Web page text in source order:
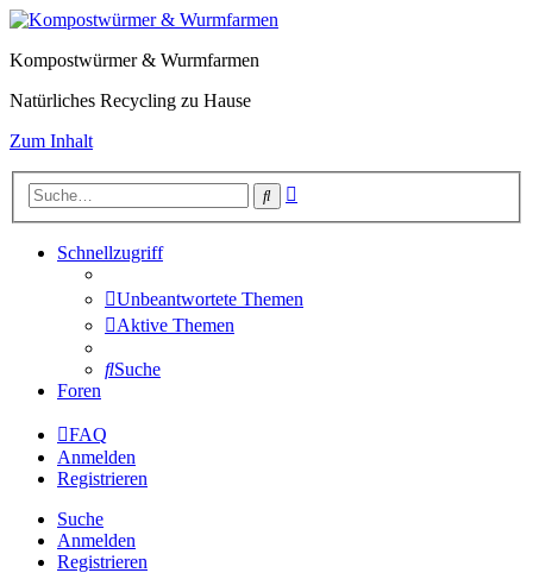
Kompostwürmer & Wurmfarmen
Natürliches Recycling zu Hause
Zum Inhalt
Suche
Schnellzugriff
Unbeantwortete Themen
Aktive Themen
Suche
Foren
FAQ
Anmelden
Registrieren
Suche
Anmelden
Registrieren